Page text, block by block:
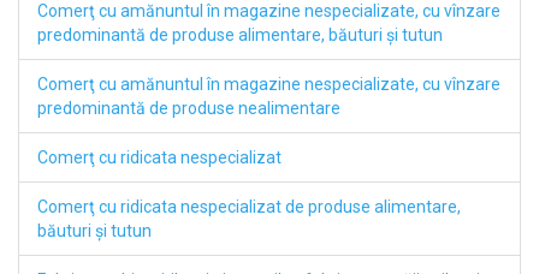
Comerţ cu amănuntul în magazine nespecializate, cu vînzare
predominantă de produse alimentare, băuturi şi tutun
Comerţ cu amănuntul în magazine nespecializate, cu vînzare
predominantă de produse nealimentare
Comerţ cu ridicata nespecializat
Comerţ cu ridicata nespecializat de produse alimentare,
băuturi şi tutun